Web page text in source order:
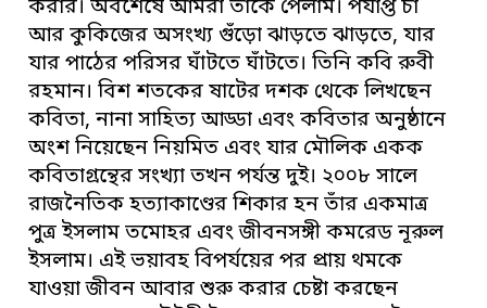
করার। অবশেষে আমরা তাঁকে পেলাম। পর্যাপ্ত চা
আর কুকিজের অসংখ্য গুঁড়ো ঝাড়তে ঝাড়তে, যার
যার পাঠের পরিসর ঘাঁটতে ঘাঁটতে। তিনি কবি রুবী
রহমান। বিশ শতকের ষাটের দশক থেকে লিখছেন
কবিতা, নানা সাহিত্য আড্ডা এবং কবিতার অনুষ্ঠানে
অংশ নিয়েছেন নিয়মিত এবং যার মৌলিক একক
কবিতাগ্রন্থের সংখ্যা তখন পর্যন্ত দুই। ২০০৮ সালে
রাজনৈতিক হত্যাকাণ্ডের শিকার হন তাঁর একমাত্র
পুত্র ইসলাম তমোহর এবং জীবনসঙ্গী কমরেড নূরুল
ইসলাম। এই ভয়াবহ বিপর্যয়ের পর প্রায় থমকে
যাওয়া জীবন আবার শুরু করার চেষ্টা করছেন